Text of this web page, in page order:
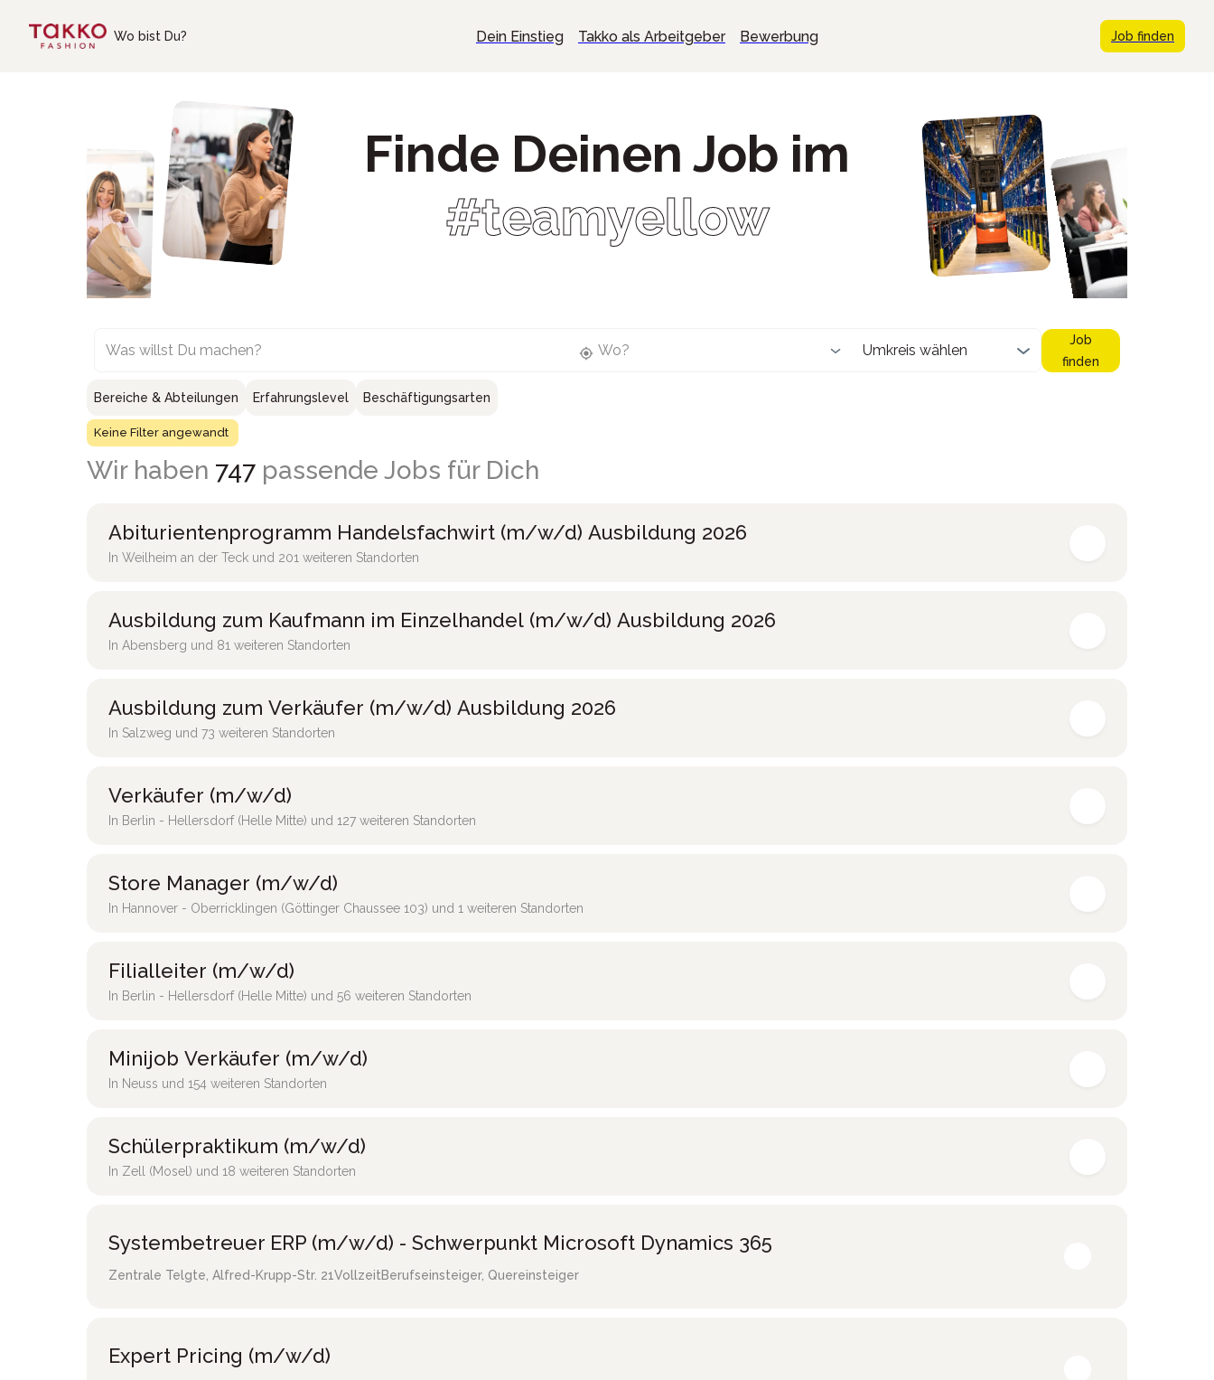
Wo bist Du? Dein Einstieg Takko als Arbeitgeber Bewerbung Job finden
Finde Deinen Job im
#teamyellow
Was willst Du machen? Wo? Umkreis wählen
Job
finden
Bereiche & Abteilungen Erfahrungslevel Beschäftigungsarten
Keine Filter angewandt
Wir haben 747 passende Jobs für Dich
Abiturientenprogramm Handelsfachwirt (m/w/d) Ausbildung 2026
In Weilheim an der Teck und 201 weiteren Standorten
Ausbildung zum Kaufmann im Einzelhandel (m/w/d) Ausbildung 2026
In Abensberg und 81 weiteren Standorten
Ausbildung zum Verkäufer (m/w/d) Ausbildung 2026
In Salzweg und 73 weiteren Standorten
Verkäufer (m/w/d)
In Berlin - Hellersdorf (Helle Mitte) und 127 weiteren Standorten
Store Manager (m/w/d)
In Hannover - Oberricklingen (Göttinger Chaussee 103) und 1 weiteren Standorten
Filialleiter (m/w/d)
In Berlin - Hellersdorf (Helle Mitte) und 56 weiteren Standorten
Minijob Verkäufer (m/w/d)
In Neuss und 154 weiteren Standorten
Schülerpraktikum (m/w/d)
In Zell (Mosel) und 18 weiteren Standorten
Systembetreuer ERP (m/w/d) - Schwerpunkt Microsoft Dynamics 365
Zentrale Telgte Alfred-Krupp-Str. 21VollzeitBerufseinsteiger, Quereinsteiger
Expert Pricing (m/w/d)